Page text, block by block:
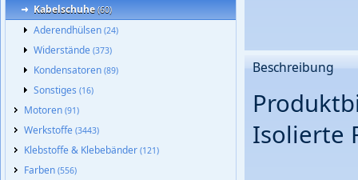
Kabelschuhe (60)
Aderendhülsen (24)
Widerstände (373)
Kondensatoren (89)
Sonstiges (16)
Motoren (91)
Werkstoffe (3443)
Klebstoffe & Klebebänder (121)
Farben (556)
Beschreibung
Isolierte